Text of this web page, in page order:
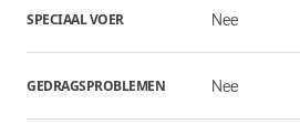
SPECIAAL VOER Nee
GEDRAGSPROBLEMEN Nee